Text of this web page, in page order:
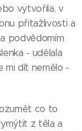
vytvořila, v
přitažlivosti a
podvědomím
- udělala
mi dít nemělo -
co to
z těla a